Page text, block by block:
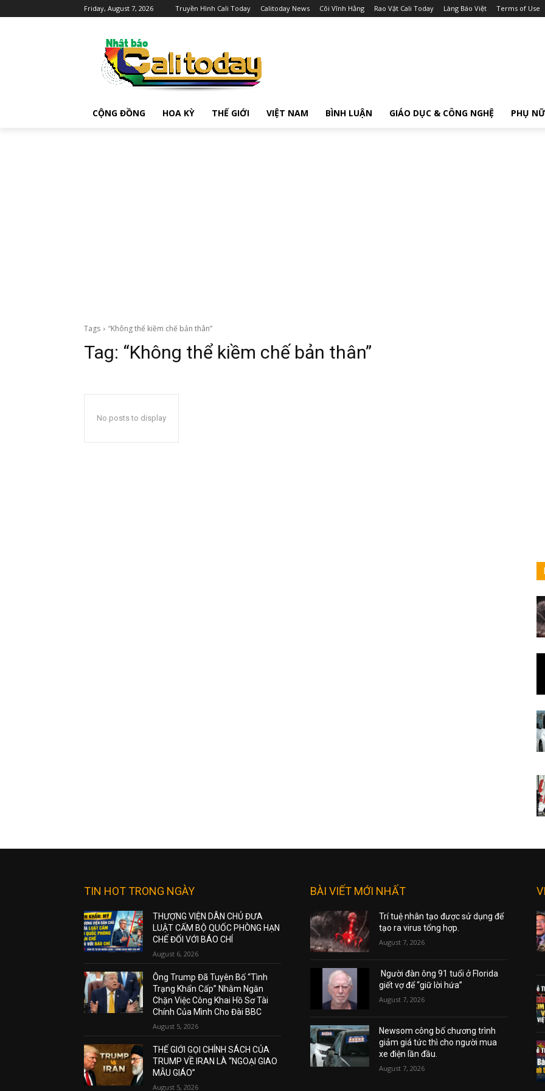
Friday, August 7, 2026 Truyền Hình Cali Today Calitoday News Cõi Vĩnh Hằng Rao Vặt Cali Today Làng Báo Việt Terms of Use
CỘNG ĐỒNG HOA KỲ THẾ GIỚI VIỆT NAM BÌNH LUẬN GIÁO DỤC & CÔNG NGHỆ PHỤ NỮ
Tags “Không thể kiềm chế bản thân”
Tag: “Không thể kiềm chế bản thân”
No posts to display
TIN HOT TRONG NGÀY
THƯỢNG VIỆN DÂN CHỦ ĐƯA
LUẬT CẤM BỘ QUỐC PHÒNG HẠN
CHẾ ĐỐI VỚI BÁO CHÍ
August 6, 2026
Ông Trump Đã Tuyên Bố “Tình
Trạng Khẩn Cấp” Nhằm Ngăn
Chặn Việc Công Khai Hồ Sơ Tài
Chính Của Mình Cho Đài BBC
August 5, 2026
THẾ GIỚI GỌI CHÍNH SÁCH CỦA
TRUMP VỀ IRAN LÀ “NGOẠI GIAO
MẪU GIÁO”
August 5, 2026
BÀI VIẾT MỚI NHẤT
Trí tuệ nhân tạo được sử dụng để
tạo ra virus tổng hợp.
August 7, 2026
Người đàn ông 91 tuổi ở Florida
giết vợ để “giữ lời hứa”
August 7, 2026
Newsom công bố chương trình
giảm giá tức thì cho người mua
xe điện lần đầu.
August 7, 2026